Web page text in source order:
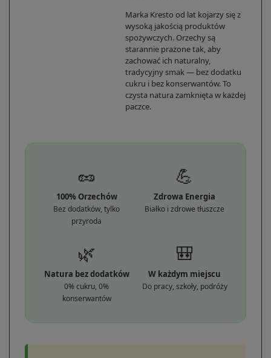
Marka Kresto od lat kojarzy się z
wysoką jakością produktów
spożywczych. Orzechy są
starannie prażone tak, aby
zachować ich naturalny,
tradycyjny smak — bez dodatku
cukru i bez konserwantów. To
czysta natura zamknięta w każdej
paczce.
🥜
100% Orzechów
Bez dodatków, tylko
przyroda
💪
Zdrowa Energia
Białko i zdrowe tłuszcze
🌿
Natura bez dodatków
0% cukru, 0%
konserwantów
🎒
W każdym miejscu
Do pracy, szkoły, podróży